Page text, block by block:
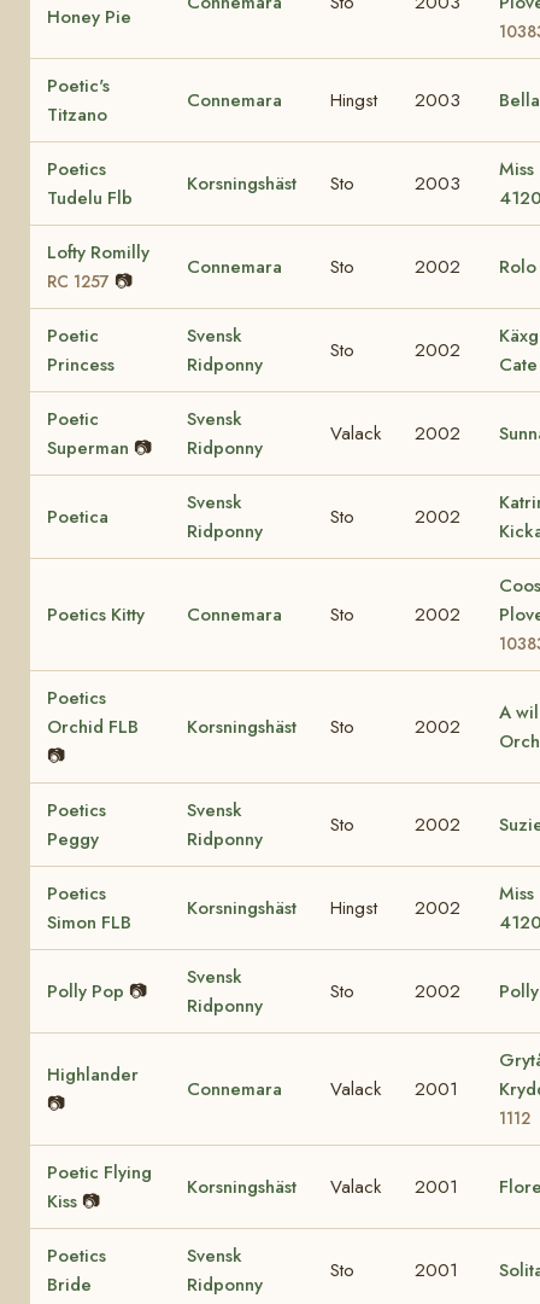
Honey Pie
Poetic's
Titzano
Connemara Hingst 2003
Poetics
Tudelu Flb
Korsningshäst Sto 2003
Miss
Lofty Romilly
RC 1257 📷
Connemara Sto 2002 Rolo
Poetic
Princess
Svensk
Ridponny
Sto 2002
Cate
Poetic
Superman 📷
Svensk
Ridponny
Valack 2002
Poetica
Svensk
Ridponny
Sto 2002
Poetics Kitty Connemara Sto 2002
Poetics
Orchid FLB
📷
Korsningshäst Sto 2002
A
Poetics
Peggy
Svensk
Ridponny
Sto 2002
Poetics
Simon FLB
Korsningshäst Hingst 2002
Miss
Polly Pop 📷
Svensk
Ridponny
Sto 2002
Highlander
📷
Connemara Valack 2001
1112
Poetic Flying
Kiss 📷
Korsningshäst Valack 2001
Poetics
Bride
Svensk
Ridponny
Sto 2001